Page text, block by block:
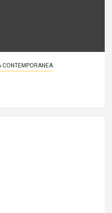
CONTEMPORANEA